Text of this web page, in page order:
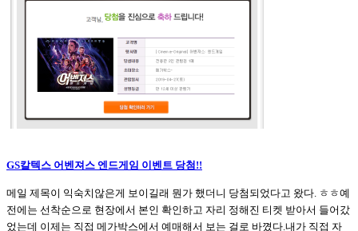
GS칼텍스 어벤져스 엔드게임 이벤트 당첨!!
메일 제목이 익숙치않은게 보이길래 뭔가 했더니 당첨되었다고 왔다. ㅎㅎ예
전에는 선착순으로 현장에서 본인 확인하고 자리 정해진 티켓 받아서 들어갔
었는데 이제는 직접 메가박스에서 예매해서 보는 걸로 바꼈다.내가 직접 자